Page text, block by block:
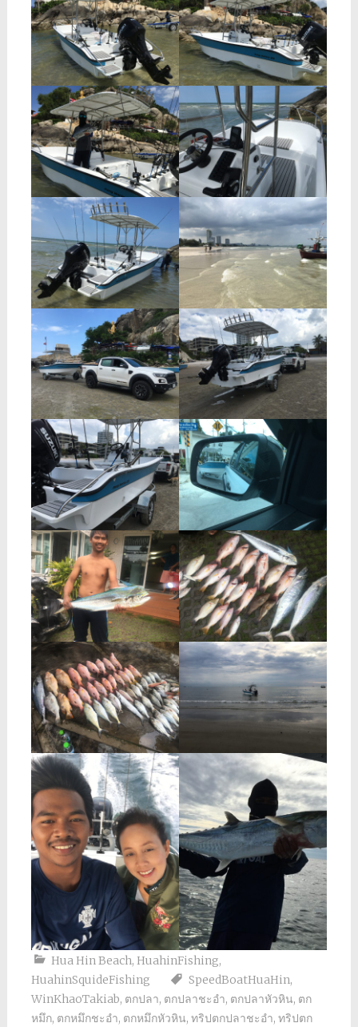
Hua Hin Beach, HuahinFishing,
HuahinSquideFishing
SpeedBoatHuaHin,
WinKhaoTakiab, ตกปลา, ตกปลาชะอำ, ตกปลาหัวหิน, ตก
หมึก, ตกหมึกชะอำ, ตกหมึกหัวหิน, ทริปตกปลาชะอำ, ทริปตก